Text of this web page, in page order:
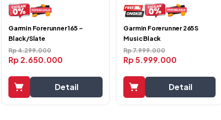
Garmin Forerunner 165 –
Black/Slate
Rp4.299.000
Rp2.650.000
Detail
Garmin Forerunner 265S
Music Black
Rp7.999.000
Rp5.999.000
Detail